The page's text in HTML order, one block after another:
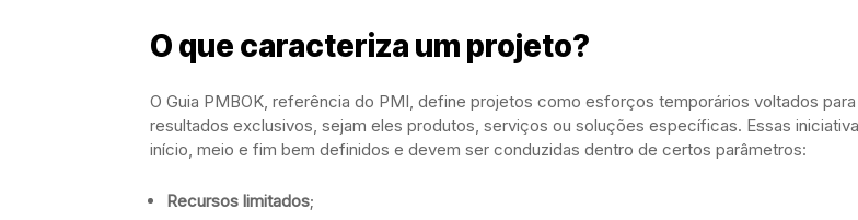
O que caracteriza um projeto?
O Guia PMBOK, referência do PMI, define projetos como esforços temporários voltados
resultados exclusivos, sejam eles produtos, serviços ou soluções específicas. Essas
início, meio e fim bem definidos e devem ser conduzidas dentro de certos parâmetros:
Recursos limitados;